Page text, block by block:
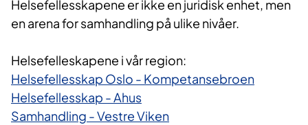
Helsefellesskapene er ikke en juridisk enhet, men
en arena for samhandling på ulike nivåer.
Helsefelleskapene i vår region:
Helsefellesskap Oslo - Kompetansebroen
Helsefellesskap - Ahus
Samhandling - Vestre Viken